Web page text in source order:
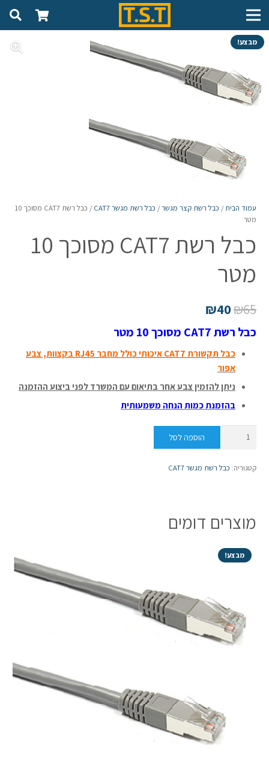
מבצע!
עמוד הבית/ כבל רשת קצר מגשר/ כבל רשת מגשר CAT7
/ כבל רשת CAT7 מסוכך 10
מטר
כבל רשת CAT7 מסוכך 10
מטר
₪65
₪40
כבל רשת CAT7 מסוכך 10 מטר
כב
ל תקשורת CAT7 איכותי כולל מחבר RJ45 בקצוות, צבע
אפור
ניתן להזמין צבע אחר בתיאום עם המשרד לפני ביצוע ההזמנה
בהזמנת כמות הנחה משמעותית
כמות
רשת
10
הוספה לסל
קטגוריה: כבל רשת מגשר CAT7
מוצרים דומים
מבצע!